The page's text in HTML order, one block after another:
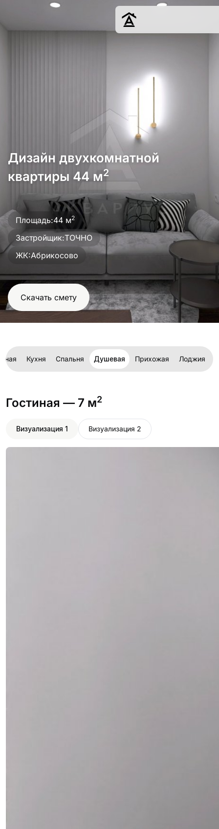
Цены
Наши работы
Контакты
г. Краснодар
8 (861) 945-12-
Обсудить
проект
Дизайн двухкомнатной
квартиры 44 м2
Площадь:44 м2
Застройщик:ТОЧНО
ЖК:Абрикосово
Скачать смету
Кухня Спальня Душевая Прихожая Лоджия
Гостиная — 7 м2
Визуализация 1 Визуализация 2